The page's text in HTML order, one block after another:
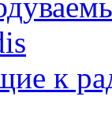
к